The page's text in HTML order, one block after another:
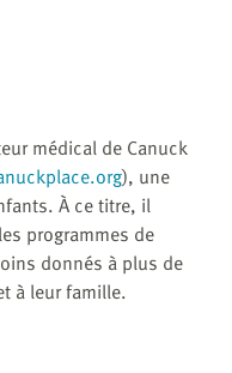
médical de Canuck
), une
À ce titre, il
programmes de
donnés à plus de
à leur famille.